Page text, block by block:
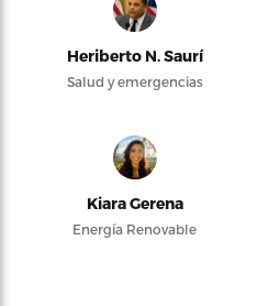
Heriberto N. Saurí
Salud y emergencias
Kiara Gerena
Energía Renovable